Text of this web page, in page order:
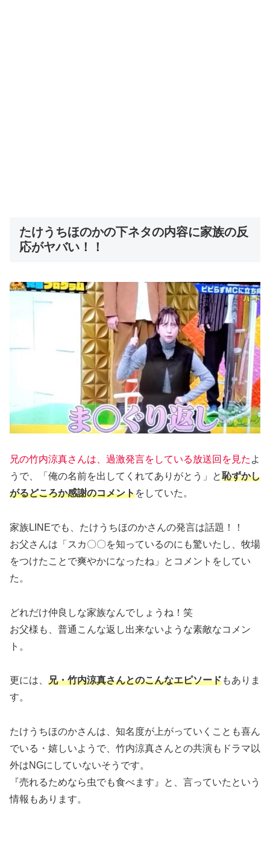
たけうちほのかの下ネタの内容に家族の反
応がヤバい！！
兄の竹内涼真さんは、過激発言をしている放送回を見た よ
うで、「俺の名前を出してくれてありがとう」と恥ずかし
がるどころか感謝のコメントをしていた。
家族LINEでも、たけうちほのかさんの発言は話題！！
お父さんは「スカ〇〇を知っているのにも驚いたし、牧場
をつけたことで爽やかになったね」とコメントをしてい
た。
どれだけ仲良しな家族なんでしょうね！笑
お父様も、普通こんな返し出来ないような素敵なコメン
ト。
更には、 兄・竹内涼真さんとのこんなエピソードもありま
す。
たけうちほのかさんは、知名度が上がっていくことも喜ん
でいる・嬉しいようで、竹内涼真さんとの共演もドラマ以
外はNGにしていないそうです。
『売れるためなら虫でも食べます』と、言っていたという
情報もあります。